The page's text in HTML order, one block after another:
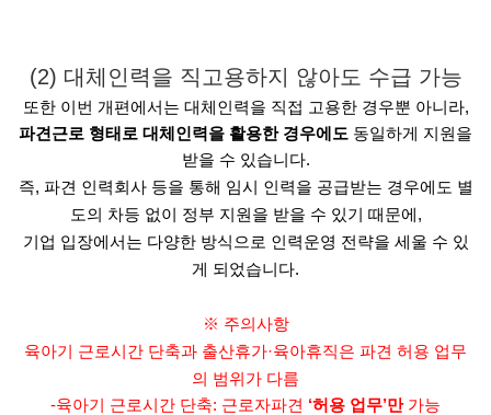
(2) 대체인력을 직고용하지 않아도 수급 가능
또한 이번 개편에서는 대체인력을 직접 고용한 경우뿐 아니라,
파견근로 형태로 대체인력을 활용한 경우에도 동일하게 지원을
받을 수 있습니다.
즉, 파견 인력회사 등을 통해 임시 인력을 공급받는 경우에도 별
도의 차등 없이 정부 지원을 받을 수 있기 때문에,
기업 입장에서는 다양한 방식으로 인력운영 전략을 세울 수 있
게 되었습니다.
※ 주의사항
육아기 근로시간 단축과 출산휴가·육아휴직은 파견 허용 업무
의 범위가 다름
-육아기 근로시간 단축: 근로자파견 ‘허용 업무’만가능